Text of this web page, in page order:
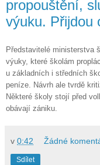
propouštění,
výuku. Přijdou
Představitelé ministerstva
výuky, které školám
u základních i středních
peníze. Návrh ale tvrdě
Některé školy stojí před
obávají zániku.
v 0:42 Žádné
Sdílet